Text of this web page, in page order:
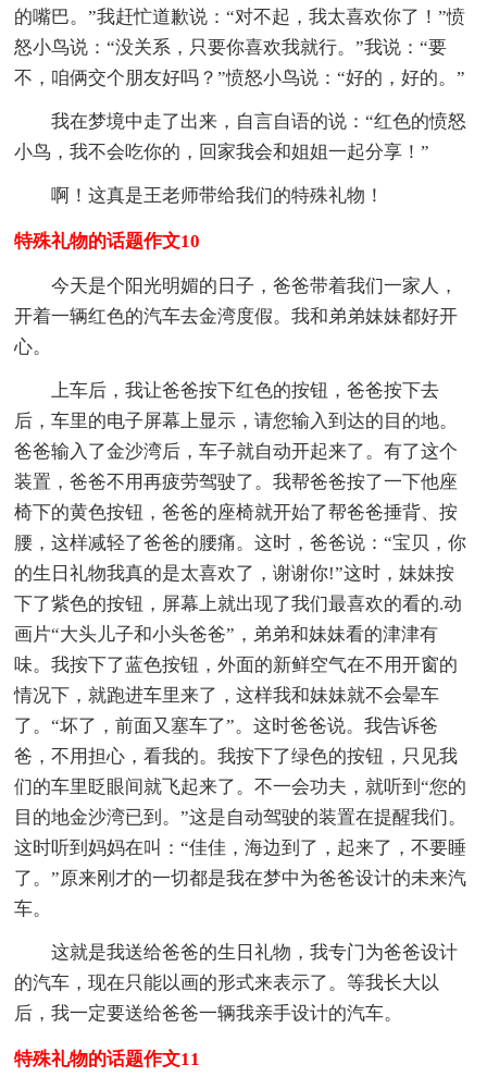
的嘴巴。”我赶忙道歉说：“对不起，我太喜欢你了！”愤
怒小鸟说：“没关系，只要你喜欢我就行。”我说：“要
不，咱俩交个朋友好吗？”愤怒小鸟说：“好的，好的。”
我在梦境中走了出来，自言自语的说：“红色的愤怒
小鸟，我不会吃你的，回家我会和姐姐一起分享！”
啊！这真是王老师带给我们的特殊礼物！
特殊礼物的话题作文10
今天是个阳光明媚的日子，爸爸带着我们一家人，
开着一辆红色的汽车去金湾度假。我和弟弟妹妹都好开
心。
上车后，我让爸爸按下红色的按钮，爸爸按下去
后，车里的电子屏幕上显示，请您输入到达的目的地。
爸爸输入了金沙湾后，车子就自动开起来了。有了这个
装置，爸爸不用再疲劳驾驶了。我帮爸爸按了一下他座
椅下的黄色按钮，爸爸的座椅就开始了帮爸爸捶背、按
腰，这样减轻了爸爸的腰痛。这时，爸爸说：“宝贝，你
的生日礼物我真的是太喜欢了，谢谢你!”这时，妹妹按
下了紫色的按钮，屏幕上就出现了我们最喜欢的看的.动
画片“大头儿子和小头爸爸”，弟弟和妹妹看的津津有
味。我按下了蓝色按钮，外面的新鲜空气在不用开窗的
情况下，就跑进车里来了，这样我和妹妹就不会晕车
了。“坏了，前面又塞车了”。这时爸爸说。我告诉爸
爸，不用担心，看我的。我按下了绿色的按钮，只见我
们的车里眨眼间就飞起来了。不一会功夫，就听到“您的
目的地金沙湾已到。”这是自动驾驶的装置在提醒我们。
这时听到妈妈在叫：“佳佳，海边到了，起来了，不要睡
了。”原来刚才的一切都是我在梦中为爸爸设计的未来汽
车。
这就是我送给爸爸的生日礼物，我专门为爸爸设计
的汽车，现在只能以画的形式来表示了。等我长大以
后，我一定要送给爸爸一辆我亲手设计的汽车。
特殊礼物的话题作文11